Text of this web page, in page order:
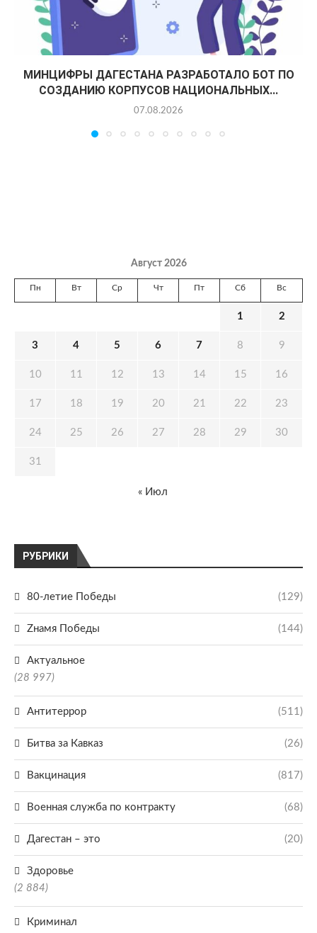
МИНЦИФРЫ ДАГЕСТАНА РАЗРАБОТАЛО БОТ ПО
СОЗДАНИЮ КОРПУСОВ НАЦИОНАЛЬНЫХ...
07.08.2026
РУБРИКИ
80-летие Победы (129)
Zнамя Победы (144)
Актуальное
(28 997)
Антитеррор (511)
Битва за Кавказ (26)
Вакцинация (817)
Военная служба по контракту (68)
Дагестан – это (20)
Здоровье
(2 884)
Криминал
Август 2026
Пн Вт Ср Чт Пт Сб Вс
1 2
3 4 5 6 7 8 9
10 11 12 13 14 15 16
17 18 19 20 21 22 23
24 25 26 27 28 29 30
31
« Июл